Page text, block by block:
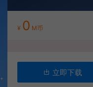
¥ 0 M币
立即下载